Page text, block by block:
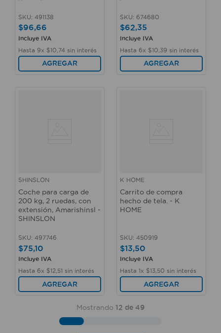
SKU: 491138
$96,66
Incluye IVA
Hasta 9x $10 74 sin interés
AGREGAR
SKU: 674680
$62,35
Incluye IVA
Hasta 6x $10 39 sin interés
AGREGAR
SHINSLON
Coche para carga de
200 kg, 2 ruedas, con
extensión, Amarishinsl -
SHINSLON
SKU: 497746
$75,10
Incluye IVA
Hasta 6x $12 51 sin interés
AGREGAR
K HOME
Carrito de compra
hecho de tela. - K
HOME
SKU: 450919
$13,50
Incluye IVA
Hasta 1x $13 50 sin interés
AGREGAR
Mostrando 12 de 49